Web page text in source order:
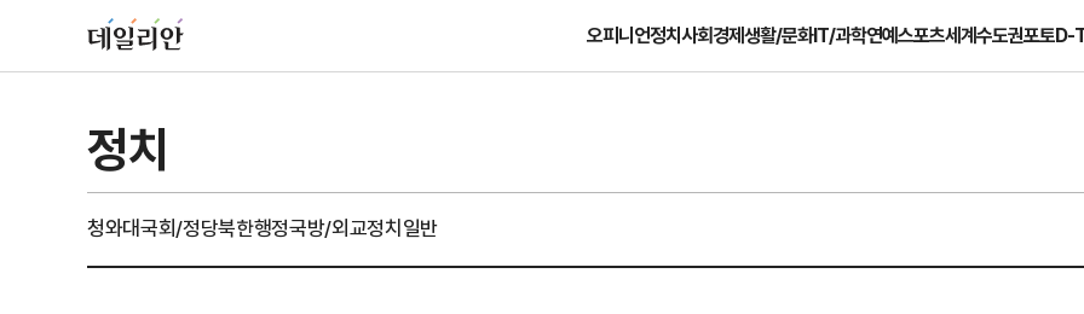
오피니언정치사회경제생활/문화IT/과학연예스포츠세계수도권포토D-
정치
청와대국회/정당북한행정국방/외교정치일반